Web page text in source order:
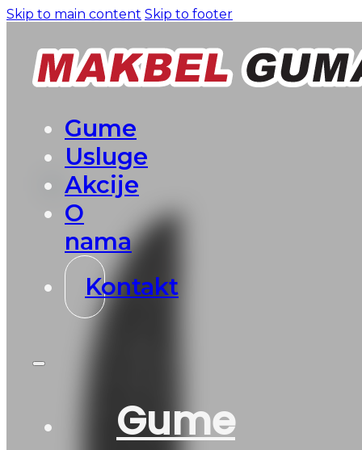
Skip to main content Skip to footer
Gume
Usluge
Akcije
O
nama
Kontakt
Gume